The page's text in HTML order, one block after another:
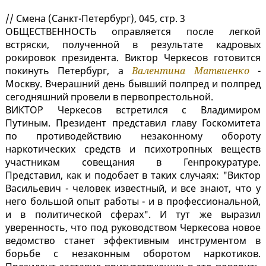
// Смена (Санкт-Петербург), 045, стр. 3
ОБЩЕСТВЕННОСТЬ оправляется после легкой
встряски, полученной в результате кадровых
рокировок президента. Виктор Черкесов готовится
покинуть Петербург, аВалентина Матвиенко-
Москву. Вчерашний день бывший полпред и полпред
сегодняшний провели в первопрестольной.
ВИКТОР Черкесов встретился с Владимиром
Путиным. Президент представил главу Госкомитета
по противодействию незаконному обороту
наркотических средств и психотропных веществ
участникам совещания в Генпрокуратуре.
Представил, как и подобает в таких случаях: "Виктор
Васильевич - человек известный, и все знают, что у
него большой опыт работы - и в профессиональной,
и в политической сферах". И тут же выразил
уверенность, что под руководством Черкесова новое
ведомство станет эффективным инструментом в
борьбе с незаконным оборотом наркотиков.